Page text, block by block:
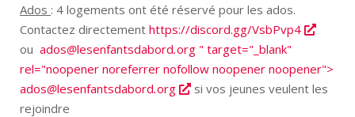
Ados : 4 logements ont été réservé pour les ados.
Contactez directement https://discord.gg/VsbPvp4
ou ados lesenfantsdabord org " target="_blank"
rel="noopener noreferrer nofollow noopener noopener">
ados
lesenfantsdabord org
si vos jeunes veulent les
rejoindre